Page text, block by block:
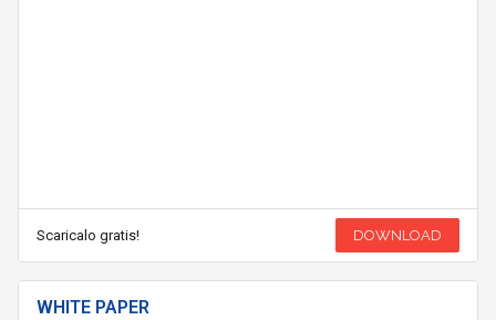
Scaricalo gratis! DOWNLOAD
WHITE PAPER